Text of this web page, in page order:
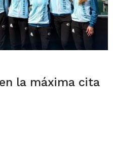
la máxima cita